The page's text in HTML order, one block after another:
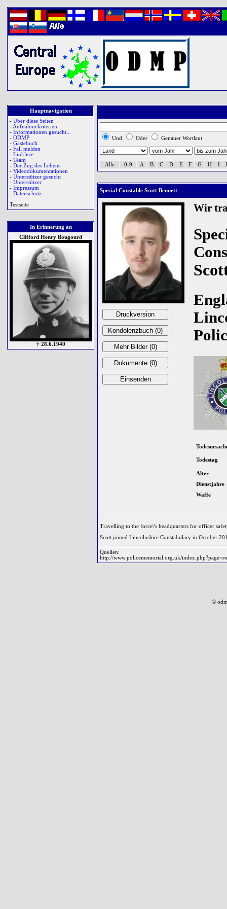
Hauptnavigation
- Über diese Seiten
- Aufnahmekriterien
- Informationen gesucht...
- ODMP
- Gästebuch
- Fall melden
- Linkliste
- Team
- Der Zug des Lebens
- Videodokumentationen
- Unterstützer gesucht
- Unterstützer
- Impressum
- Datenschutz
Testseite
In Erinnerung an
Clifford Henry Bougourd
† 28.6.1940
Und Oder Genauer Wortlaut
Alle 0-9 A B C D E F G H I J
Special Constable Scott Bennett
Wir
Todestag
Alter
Dienstjahre
Waffe
Travelling to the force\'s headquarters for officer
Scott joined Lincolnshire Constabulary in October
Quellen:
http://www.policememorial.org.uk/
©